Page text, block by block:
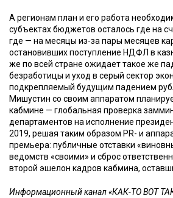
А регионам план и его работа
субъектах бюджетов осталось где на
где — на месяцы из-за пары месяцев
остановивших поступление НДФЛ в
же по всей стране ожидает такое же
безработицы и уход в серый сектор
подкрепляемый будущим падением
Мишустин со своим аппаратом
кабмине — глобальная проверка
департаментов на исполнение
2019, решая таким образом PR- и
премьера: публичные отставки
ведомств «своими» и сброс
второй эшелон кадров кабмина,
Информационный канал «КАК-ТО ВОТ